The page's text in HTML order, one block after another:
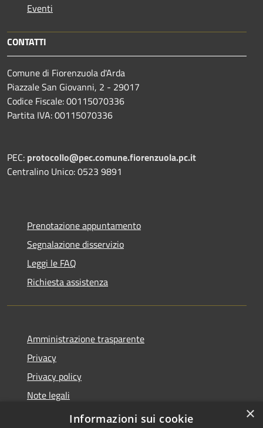
Eventi
CONTATTI
Comune di Fiorenzuola d'Arda
Piazzale San Giovanni, 2 - 29017
Codice Fiscale: 00115070336
Partita IVA: 00115070336
PEC: protocollo@pec.comune.fiorenzuola.pc.it
Centralino Unico: 0523 9891
Prenotazione appuntamento
Segnalazione disservizio
Leggi le FAQ
Richiesta assistenza
Amministrazione trasparente
Privacy
Privacy policy
Note legali
Dichiarazione di accessibilità
×
Informazioni sui cookie